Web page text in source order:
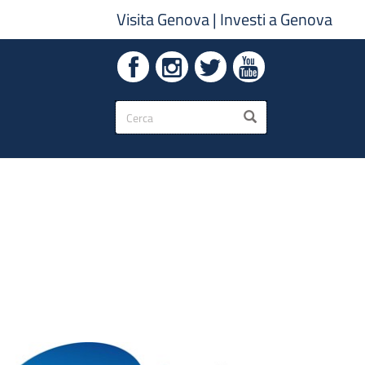
Visita Genova| Investi a Genova
Form
di
ricerca
CERCA